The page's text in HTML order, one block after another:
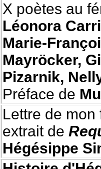
X poètes au
Léonora
Marie-
Mayröcker,
Pizarnik,
Préface de
Lettre de
extrait de
Hégésippe